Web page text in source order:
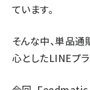
ています。
そんな中、単品通
心としたLINEプラ